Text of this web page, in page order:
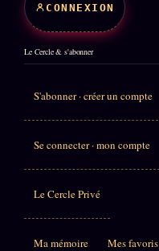
CONNEXION
Le Cercle & s'abonner
S'abonner · créer un compte
Se connecter · mon compte
Le Cercle Privé
Ma mémoire Mes favoris